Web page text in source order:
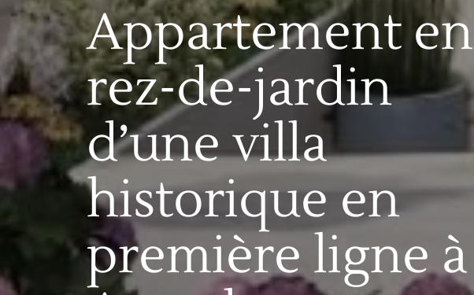
Appartement en
rez-de-jardin
d’une villa
historique en
première ligne à